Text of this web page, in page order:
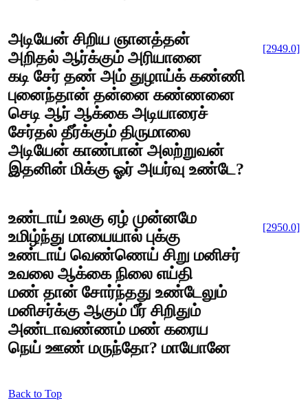
அடியேன் சிறிய ஞானத்தன்
அறிதல் ஆர்க்கும் அரியானை
கடி சேர் தண் அம் துழாய்க் கண்ணி
புனைந்தான் தன்னை கண்ணனை
செடி ஆர் ஆக்கை அடியாரைச்
சேர்தல் தீர்க்கும் திருமாலை
அடியேன் காண்பான் அலற்றுவன்
இதனின் மிக்கு ஓர் அயர்வு உண்டே?
[2949.0]
உண்டாய் உலகு ஏழ் முன்னமே
உமிழ்ந்து மாயையால் புக்கு
உண்டாய் வெண்ணெய் சிறு மனிசர்
உவலை ஆக்கை நிலை எய்தி
மண் தான் சோர்ந்தது உண்டேலும்
மனிசர்க்கு ஆகும் பீர் சிறிதும்
அண்டாவண்ணம் மண் கரைய
நெய் ஊண் மருந்தோ? மாயோனே
[2950.0]
Back to Top